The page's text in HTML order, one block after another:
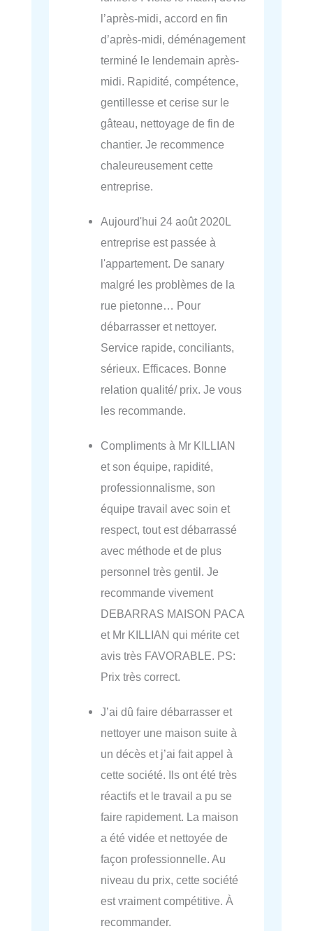
l’après-midi, accord en fin
d’après-midi, déménagement
terminé le lendemain après-
midi. Rapidité, compétence,
gentillesse et cerise sur le
gâteau, nettoyage de fin de
chantier. Je recommence
chaleureusement cette
entreprise.
Aujourd'hui 24 août 2020L
entreprise est passée à
l'appartement. De sanary
malgré les problèmes de la
rue pietonne… Pour
débarrasser et nettoyer.
Service rapide, conciliants,
sérieux. Efficaces. Bonne
relation qualité/ prix. Je vous
les recommande.
Compliments à Mr KILLIAN
et son équipe, rapidité,
professionnalisme, son
équipe travail avec soin et
respect, tout est débarrassé
avec méthode et de plus
personnel très gentil. Je
recommande vivement
DEBARRAS MAISON PACA
et Mr KILLIAN qui mérite cet
avis très FAVORABLE. PS:
Prix très correct.
J’ai dû faire débarrasser et
nettoyer une maison suite à
un décès et j’ai fait appel à
cette société. Ils ont été très
réactifs et le travail a pu se
faire rapidement. La maison
a été vidée et nettoyée de
façon professionnelle. Au
niveau du prix, cette société
est vraiment compétitive. À
recommander.